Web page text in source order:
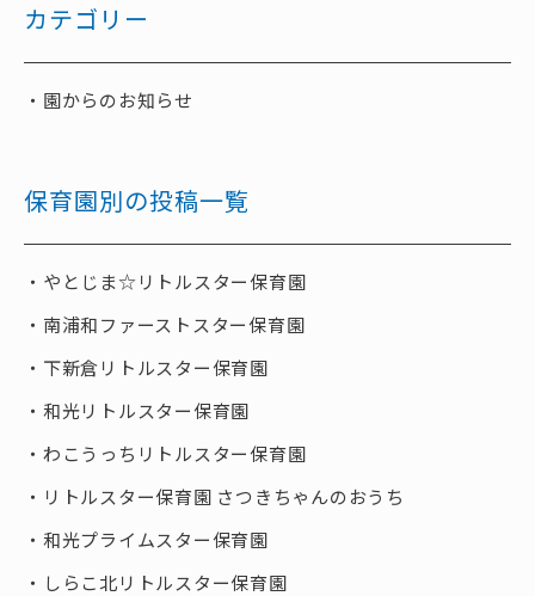
カテゴリー
園からのお知らせ
保育園別の投稿一覧
やとじま☆リトルスター保育園
南浦和ファーストスター保育園
下新倉リトルスター保育園
和光リトルスター保育園
わこうっちリトルスター保育園
リトルスター保育園 さつきちゃんのおうち
和光プライムスター保育園
しらこ北リトルスター保育園